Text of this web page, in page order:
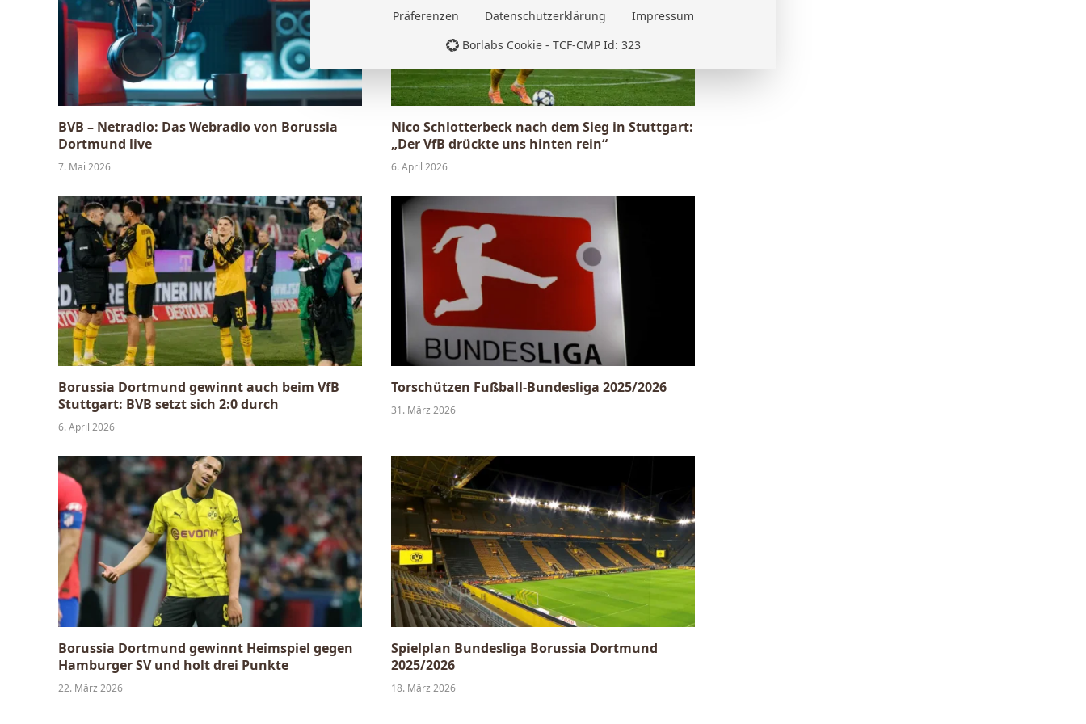
BVB – Netradio: Das Webradio von Borussia
Dortmund live
7. Mai 2026
Nico Schlotterbeck nach dem Sieg in Stuttgart:
„Der VfB drückte uns hinten rein“
6. April 2026
Borussia Dortmund gewinnt auch beim VfB
Stuttgart: BVB setzt sich 2:0 durch
6. April 2026
Torschützen Fußball-Bundesliga 2025/2026
31. März 2026
Borussia Dortmund gewinnt Heimspiel gegen
Hamburger SV und holt drei Punkte
22. März 2026
Spielplan Bundesliga Borussia Dortmund
2025/2026
18. März 2026
Präferenzen Datenschutzerklärung
Impressum
Borlabs Cookie - TCF-CMP Id: 323